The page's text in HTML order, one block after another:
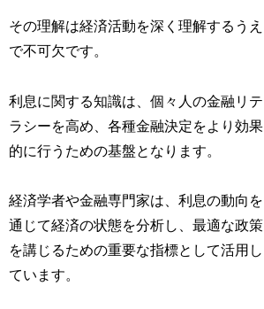
その理解は経済活動を深く理解するうえ
で不可欠です。
利息に関する知識は、個々人の金融リテ
ラシーを高め、各種金融決定をより効果
的に行うための基盤となります。
経済学者や金融専門家は、利息の動向を
通じて経済の状態を分析し、最適な政策
を講じるための重要な指標として活用し
ています。